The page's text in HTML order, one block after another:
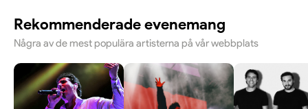
Rekommenderade evenemang
Några av de mest populära artisterna på vår webbplats